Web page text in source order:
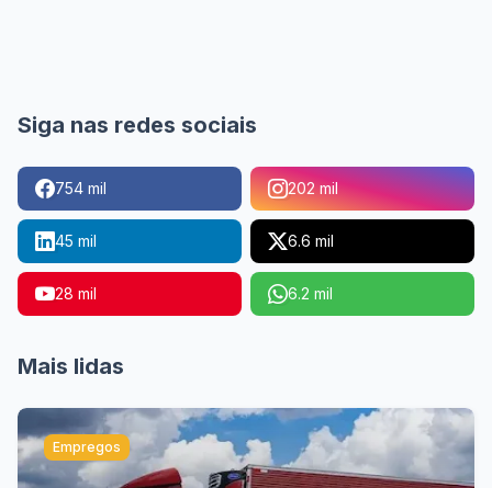
Siga nas redes sociais
754 mil 202 mil
45 mil 6.6 mil
28 mil 6.2 mil
Mais lidas
Empregos